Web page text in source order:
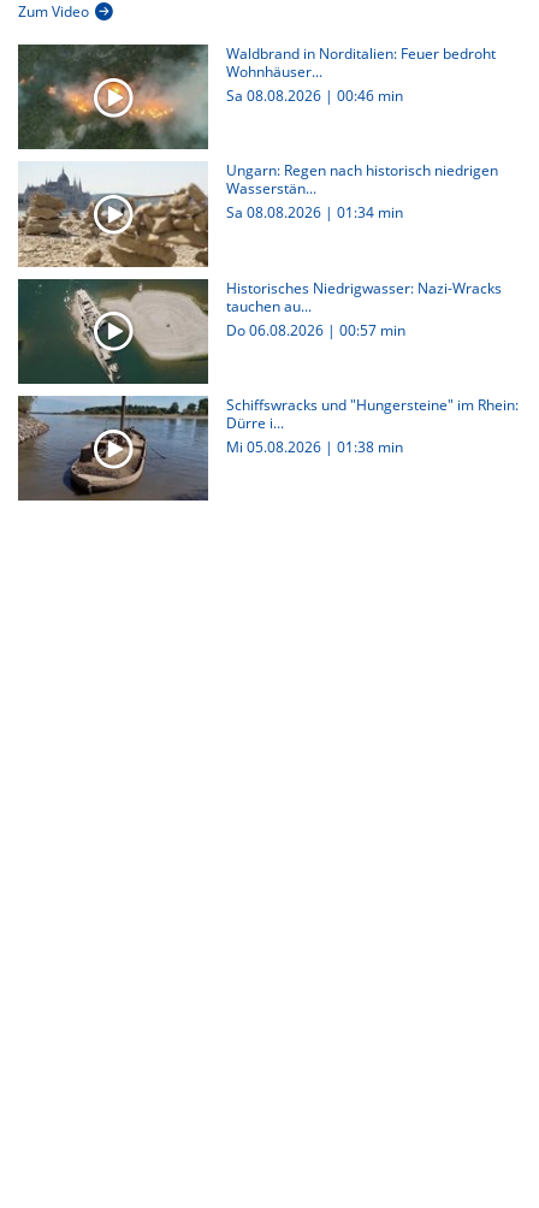
Zum Video
Waldbrand in Norditalien: Feuer bedroht
Wohnhäuser...
Sa 08.08.2026 | 00:46 min
Ungarn: Regen nach historisch niedrigen
Wasserstän...
Sa 08.08.2026 | 01:34 min
Historisches Niedrigwasser: Nazi-Wracks
tauchen au...
Do 06.08.2026 | 00:57 min
Schiffswracks und "Hungersteine" im Rhein:
Dürre i...
Mi 05.08.2026 | 01:38 min